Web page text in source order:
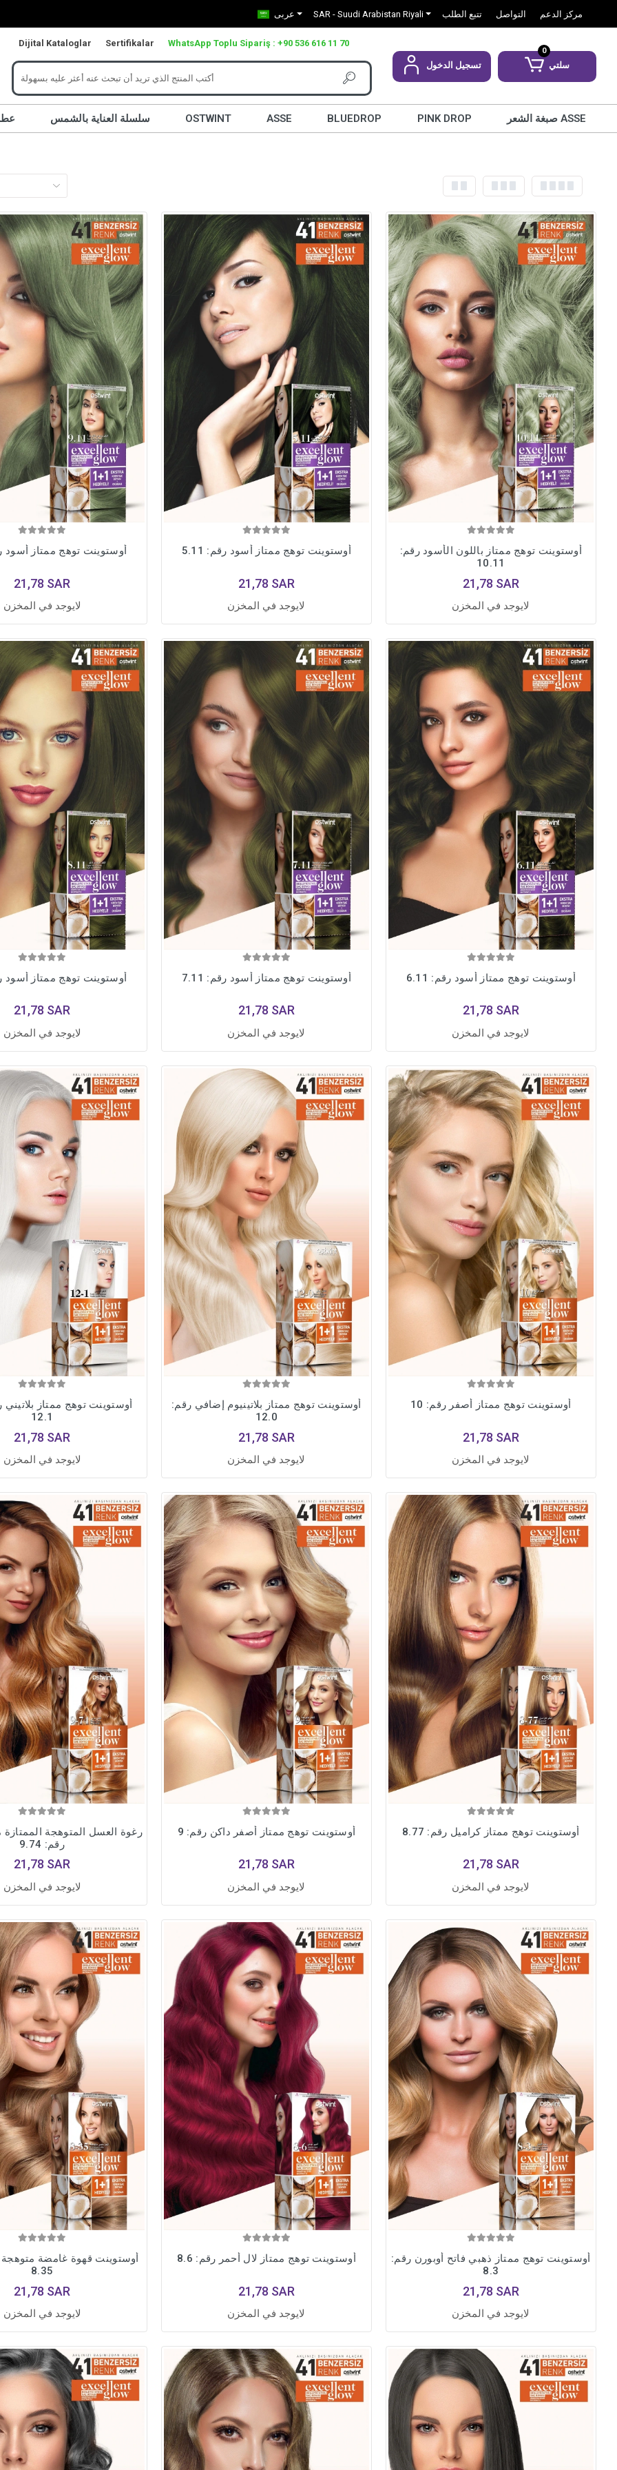
عربى SAR - Suudi Arabistan Riyali تتبع الطلب التواصل مركز الدعم
Dijital Kataloglar Sertifikalar WhatsApp Toplu Sipariş : +90 536 616 11 70
تسجيل الدخول
0
سلتي
سلسلة العناية بالشمس OSTWINT ASSE BLUEDROP PINK DROP صبغة الشعر ASSE
أوستوينت توهج ممتاز أسود
21,78 SAR
لايوجد في المخزن
أوستوينت توهج ممتاز أسود رقم: 5.11
21,78 SAR
لايوجد في المخزن
أوستوينت توهج ممتاز باللون الأسود رقم:
10.11
21,78 SAR
لايوجد في المخزن
أوستوينت توهج ممتاز أسود
21,78 SAR
لايوجد في المخزن
أوستوينت توهج ممتاز أسود رقم: 7.11
21,78 SAR
لايوجد في المخزن
أوستوينت توهج ممتاز أسود رقم: 6.11
21,78 SAR
لايوجد في المخزن
أوستوينت توهج ممتاز
12.1
21,78 SAR
لايوجد في المخزن
أوستوينت توهج ممتاز بلاتينيوم إضافي رقم:
12.0
21,78 SAR
لايوجد في المخزن
أوستوينت توهج ممتاز أصفر رقم: 10
21,78 SAR
لايوجد في المخزن
رغوة العسل المتوهجة
رقم: 9.74
21,78 SAR
لايوجد في المخزن
أوستوينت توهج ممتاز أصفر داكن رقم: 9
21,78 SAR
لايوجد في المخزن
أوستوينت توهج ممتاز كراميل رقم: 8.77
21,78 SAR
لايوجد في المخزن
أوستوينت قهوة غامضة
8.35
21,78 SAR
لايوجد في المخزن
أوستوينت توهج ممتاز لال أحمر رقم: 8.6
21,78 SAR
لايوجد في المخزن
أوستوينت توهج ممتاز ذهبي فاتح أوبورن رقم:
8.3
21,78 SAR
لايوجد في المخزن